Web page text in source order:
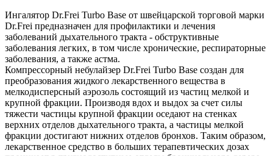
Ингалятор Dr.Frei Turbo Base от швейцарской торговой марки
Dr.Frei предназначен для профилактики и лечения
заболеваний дыхательного тракта - обструктивные
заболевания легких, в том числе хронические, респираторные
заболевания, а также астма.
Компрессорный небулайзер Dr.Frei Turbo Base создан для
преобразования жидкого лекарственного вещества в
мелкодисперсный аэрозоль состоящий из частиц мелкой и
крупной фракции. Производя вдох и выдох за счет силы
тяжести частицы крупной фракции оседают на стенках
верхних отделов дыхательного тракта, а частицы мелкой
фракции достигают нижних отделов бронхов. Таким образом,
лекарственное средство в больших терапевтических дозах